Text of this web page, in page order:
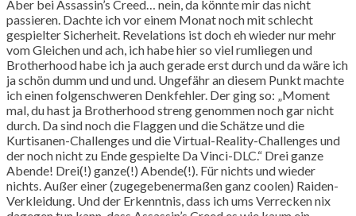
Aber bei Assassin’s Creed… nein, da könnte mir das nicht
passieren. Dachte ich vor einem Monat noch mit schlecht
gespielter Sicherheit. Revelations ist doch eh wieder nur mehr
vom Gleichen und ach, ich habe hier so viel rumliegen und
Brotherhood habe ich ja auch gerade erst durch und da wäre ich
ja schön dumm und und und. Ungefähr an diesem Punkt machte
ich einen folgenschweren Denkfehler. Der ging so: „Moment
mal, du hast ja Brotherhood streng genommen noch gar nicht
durch. Da sind noch die Flaggen und die Schätze und die
Kurtisanen-Challenges und die Virtual-Reality-Challenges und
der noch nicht zu Ende gespielte Da Vinci-DLC.“ Drei ganze
Abende! Drei(!) ganze(!) Abende(!). Für nichts und wieder
nichts. Außer einer (zugegebenermaßen ganz coolen) Raiden-
Verkleidung. Und der Erkenntnis, dass ich ums Verrecken nix